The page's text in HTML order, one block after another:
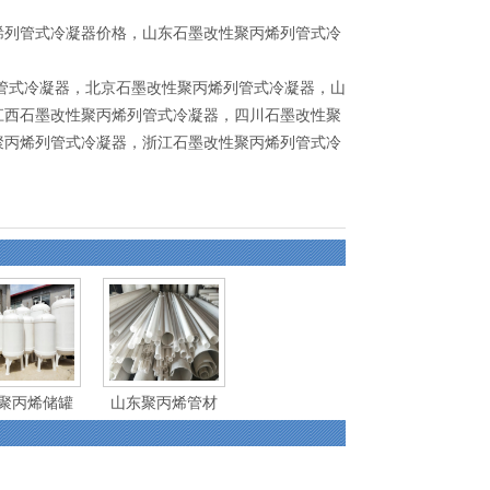
管式冷凝器价格，山东石墨改性聚丙烯列管式冷
式冷凝器 ， 北京石墨改性聚丙烯列管式冷凝器 ， 山
西石墨改性聚丙烯列管式冷凝器 ， 四川石墨改性聚
烯列管式冷凝器 ， 浙江石墨改性聚丙烯列管式冷
丙烯储罐 山东聚丙烯管材